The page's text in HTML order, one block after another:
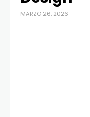
MARZO 26, 2026